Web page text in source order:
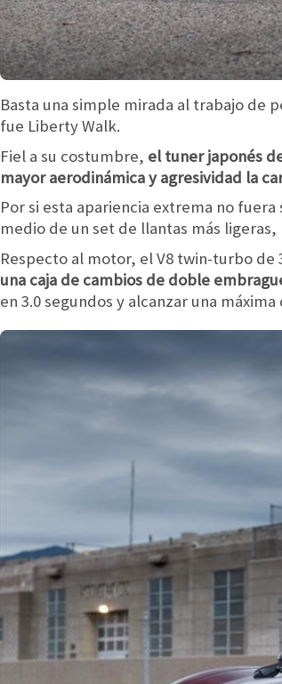
Basta una simple mirada al trabajo de
fue Liberty Walk.
Fiel a su costumbre, el tuner japonés
mayor aerodinámica y agresividad la
Por si esta apariencia extrema no
medio de un set de llantas más
Respecto al motor, el V8 twin-turbo de
una caja de cambios de doble
en 3.0 segundos y alcanzar una